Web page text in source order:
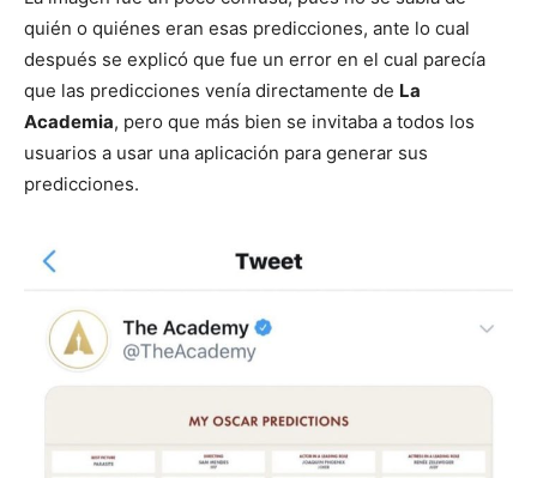
quién o quiénes eran esas predicciones, ante lo cual
después se explicó que fue un error en el cual parecía
que las predicciones venía directamente de La
Academia, pero que más bien se invitaba a todos los
usuarios a usar una aplicación para generar sus
predicciones.